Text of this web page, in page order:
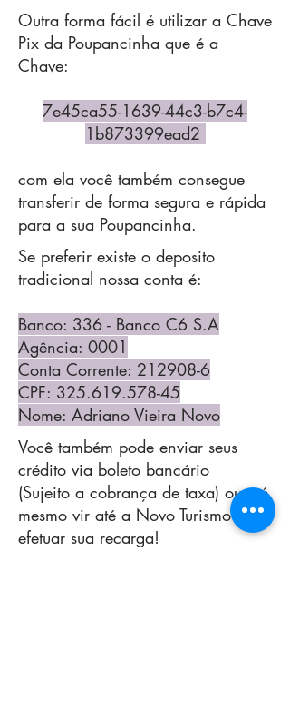
Outra forma fácil é utilizar a Chave
Pix da Poupancinha que é a
Chave:
7e45ca55-1639-44c3-b7c4-
1b873399ead2
com ela você também consegue
transferir de forma segura e rápida
para a sua Poupancinha.
Se preferir existe o deposito
tradicional nossa conta é:
Banco: 336 - Banco C6 S.A
Agência: 0001
Conta Corrente: 212908-6
CPF: 325.619.578-45
Nome: Adriano Vieira Novo
Você também pode enviar seus
crédito via boleto bancário
(Sujeito a cobrança de taxa) ou até
mesmo vir até a Novo Turismo e
efetuar sua recarga!